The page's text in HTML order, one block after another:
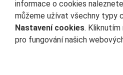
informace o cookies
můžeme užívat všechny typy
Nastavení cookies. Kliknutím
pro fungování našich